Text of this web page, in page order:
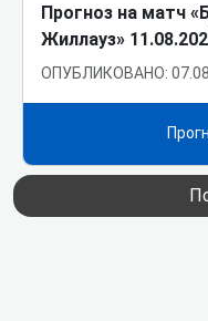
Прогноз на матч
Жиллауз»
ОПУБЛИКОВАНО: